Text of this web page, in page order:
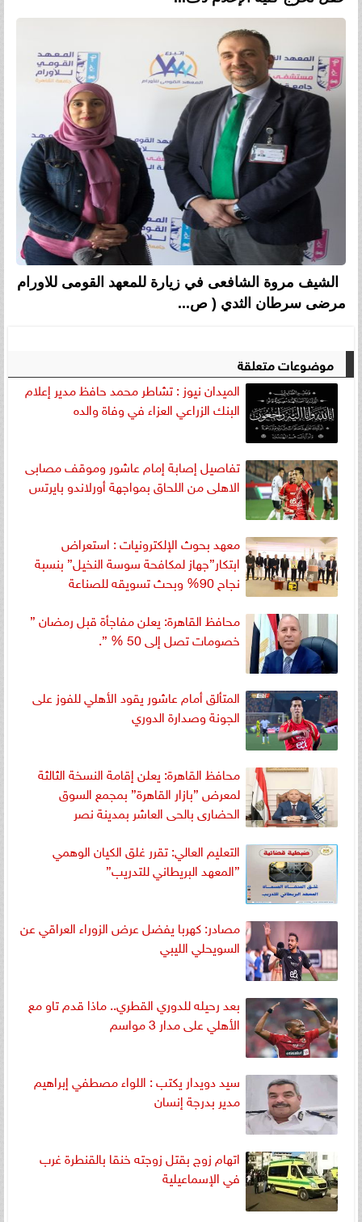
الشيف مروة الشافعى في زيارة للمعهد القومى للاورام
مرضى سرطان الثدي ( ص...
موضوعات متعلقة
الميدان نيوز : تشاطر محمد حافظ مدير إعلام
البنك الزراعي العزاء في وفاة والده
تفاصيل إصابة إمام عاشور وموقف مصابى
الاهلى من اللحاق بمواجهة أورلاندو بايرتس
معهد بحوث الإلكترونيات : استعراض
ابتكار”جهاز لمكافحة سوسة النخيل” بنسبة
نجاح 90% وبحث تسويقه للصناعة
محافظ القاهرة: يعلن مفاجأة قبل رمضان ”
خصومات تصل إلى 50 % ”.
المتألق أمام عاشور يقود الأهلي للفوز على
الجونة وصدارة الدوري
محافظ القاهرة: يعلن إقامة النسخة الثالثة
لمعرض ”بازار القاهرة” بمجمع السوق
الحضارى بالحى العاشر بمدينة نصر
التعليم العالي: تقرر غلق الكيان الوهمي
”المعهد البريطاني للتدريب”
مصادر: كهربا يفضل عرض الزوراء العراقي عن
السويحلي الليبي
بعد رحيله للدوري القطري.. ماذا قدم تاو مع
الأهلي على مدار 3 مواسم
سيد دويدار يكتب : اللواء مصطفي إبراهيم
مدير بدرجة إنسان
اتهام زوج بقتل زوجته خنقا بالقنطرة غرب
في الإسماعيلية